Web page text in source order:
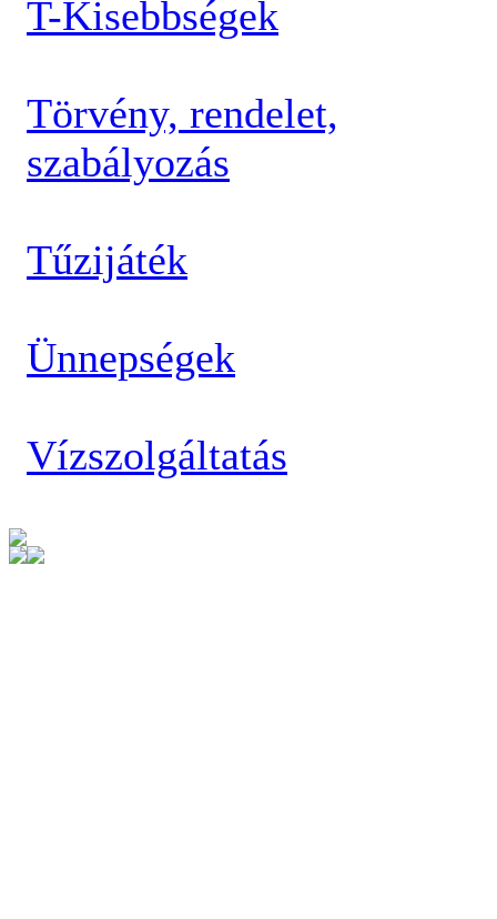
T-Kisebbségek
Törvény, rendelet,
szabályozás
Tűzijáték
Ünnepségek
Vízszolgáltatás